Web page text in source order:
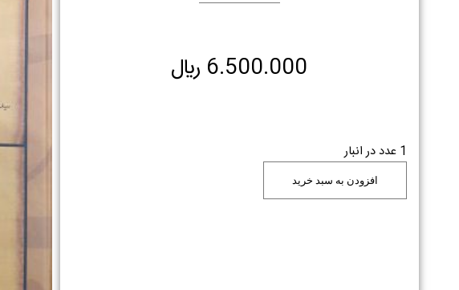
6.500.000 ﷼
1 عدد در انبار
افزودن به سبد خرید